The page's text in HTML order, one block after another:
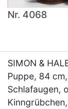
Nr. 4068
SIMON &
Puppe, 84
Schlafaugen,